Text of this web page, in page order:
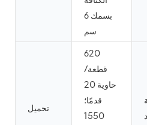
بسمك 6
سم
تحميل
620
قطعة/
حاوية 20
قدمًا؛
1550